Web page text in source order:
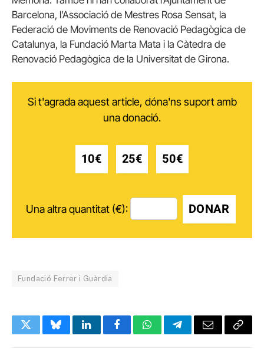
Barcelona, l’Associació de Mestres Rosa Sensat, la
Federació de Moviments de Renovació Pedagògica de
Catalunya, la Fundació Marta Mata i la Càtedra de
Renovació Pedagògica de la Universitat de Girona.
Si t'agrada aquest article, dóna'ns suport amb
una donació.
10€ 25€ 50€
Una altra quantitat (€): DONAR
Fundació Ferrer i Guàrdia
TwitterBlueskyLinkedInFacebookWhatsAppTelegramEmail Copy